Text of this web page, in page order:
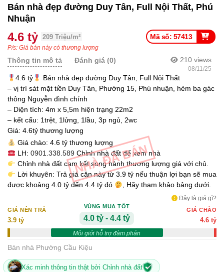
NHÀ ĐÃ BÁN
Bán nhà đẹp đường Duy Tân, Full Nội Thất, Phú
Nhuận
Mã số: 57413
4.6 tỷ 209 Triệu/m²
P/s: Giá bán này có thương lượng
210 views
08/11/25
Thông tin mô tả Đánh giá (0)
4.6 tỷ
Bán nhà đẹp đường Duy Tân, Full Nội Thất
– vị trí sát mặt tiền Duy Tân, Phường 15, Phú nhuận, hẻm ba gác
thông Nguyễn đình chính
– Diện tích: 4m x 5,5m hiện trạng 22m2
– kết cấu: 1trệt, 1lửng, 1lầu, 3p ngủ, 2wc
Giá: 4.6tỷ thương lượng
Giá chào: 4.6 tỷ thương lượng
LH: 0901.338.589Chỉnh nhà đất để xem nhà
Chỉnh nhà đất cam kết song hành thương lượng giá với chủ.
Lời khuyên: Trả giá căn này từ 3.9 tỷ nếu thuận lợi bạn sẽ mua
được khoảng 4.0 tỷ đến 4.4 tỷ đó
, Hãy tham khảo bảng dưới.
Đây là giá gì?
GIÁ NÊN TRẢ
3.9 tỷ
VÙNG MUA TỐT
4.0 tỷ - 4.4 tỷ
Môi giới hỗ trợ đàm phán
GIÁ CHÀO
4.6 tỷ
Bán nhà Phường Cầu Kiệu
Xác minh thông tin thật bởi Chỉnh nhà đất